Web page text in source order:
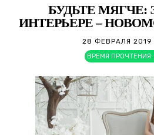
БУДЬТЕ МЯГЧЕ:
ИНТЕРЬЕРЕ –
28 ФЕВРАЛЯ 2019
ВРЕМЯ ПРОЧТЕНИЯ: